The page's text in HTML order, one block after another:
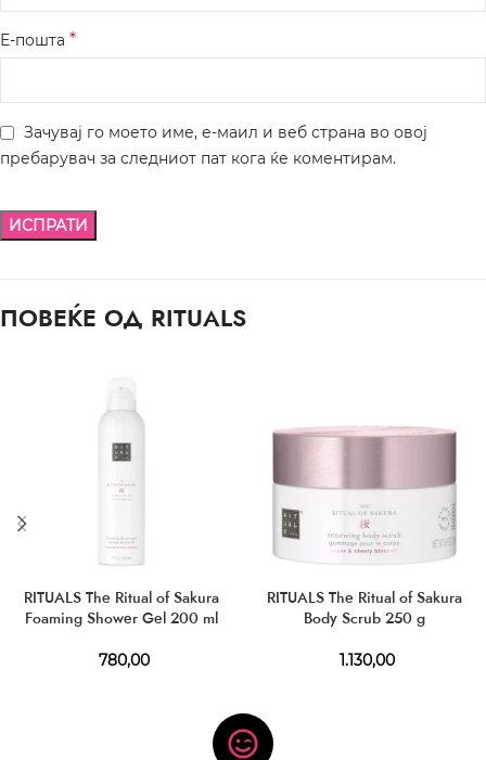
Е-пошта *
Зачувај го моето име, е-маил и веб страна во овој
пребарувач за следниот пат кога ќе коментирам.
ПОВЕЌЕ ОД RITUALS
RITUALS The Ritual of Sakura
Foaming Shower Gel 200 ml
780,00
RITUALS The Ritual of Sakura
Body Scrub 250 g
1.130,00